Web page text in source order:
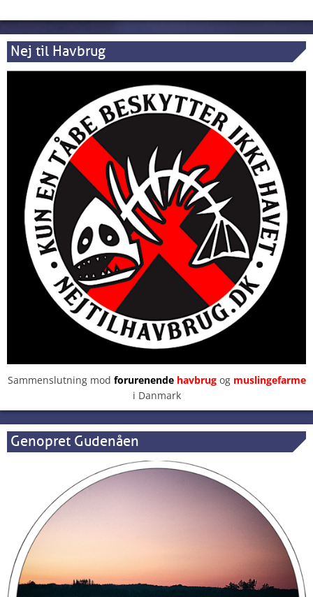
Nej til Havbrug
Sammenslutning mod forurenendehavbrugog muslingefarme
i Danmark
Genopret Gudenåen